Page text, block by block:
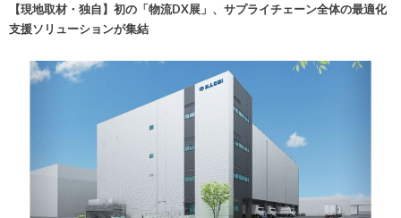
【現地取材・独自】初の「物流DX展」、サプライチェーン全体の最適化
支援ソリューションが集結